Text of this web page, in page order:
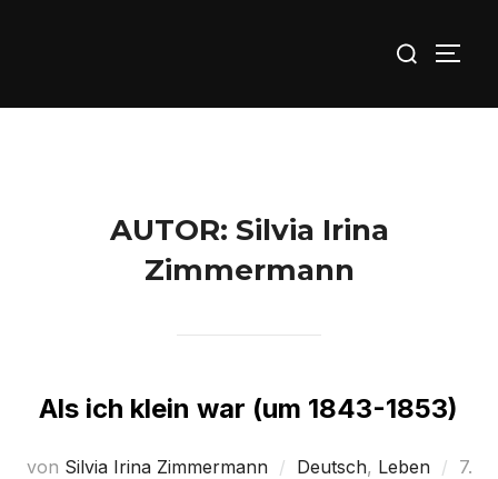
nach:
AUTOR: Silvia Irina
Zimmermann
Als ich klein war (um 1843-1853)
von Silvia Irina Zimmermann Deutsch, Leben
7.